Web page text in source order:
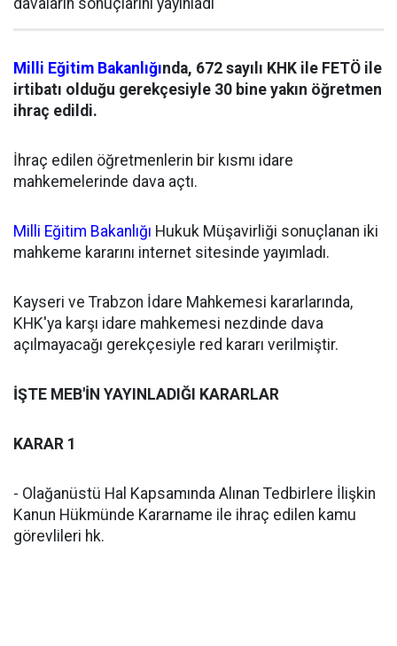
davaların sonuçlarını yayınladı
Milli Eğitim Bakanlığında, 672 sayılı KHK ile FETÖ ile
irtibatı olduğu gerekçesiyle 30 bine yakın öğretmen
ihraç edildi.
İhraç edilen öğretmenlerin bir kısmı idare
mahkemelerinde dava açtı.
Milli Eğitim Bakanlığı Hukuk Müşavirliği sonuçlanan iki
mahkeme kararını internet sitesinde yayımladı.
Kayseri ve Trabzon İdare Mahkemesi kararlarında,
KHK'ya karşı idare mahkemesi nezdinde dava
açılmayacağı gerekçesiyle red kararı verilmiştir.
İŞTE MEB'İN YAYINLADIĞI KARARLAR
KARAR 1
- Olağanüstü Hal Kapsamında Alınan Tedbirlere İlişkin
Kanun Hükmünde Kararname ile ihraç edilen kamu
görevlileri hk.